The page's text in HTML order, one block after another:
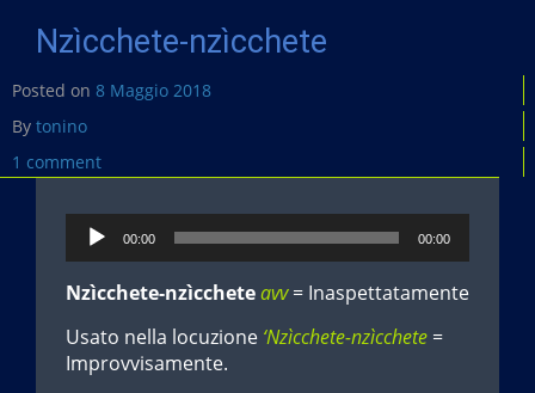
Nzìcchete-nzìcchete
Posted on 8 Maggio 2018
By tonino
1 comment
Audio
Player
00:00 00:00
Nzìcchete-nzìccheteavv= Inaspettatamente
Usato nella locuzione ‘Nzìcchete-nzìcchete =
Improvvisamente.